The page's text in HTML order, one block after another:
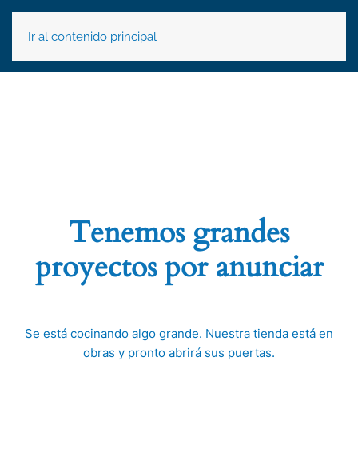
Ir al contenido principal
Tenemos grandes
proyectos por anunciar
Se está cocinando algo grande. Nuestra tienda está en
obras y pronto abrirá sus puertas.